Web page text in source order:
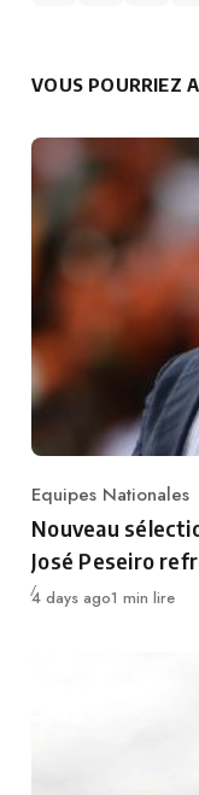
VOUS POURRIEZ
Category
Equipes Nationales
Nouveau
José Peseiro
Publié
4 days ago1 min lire